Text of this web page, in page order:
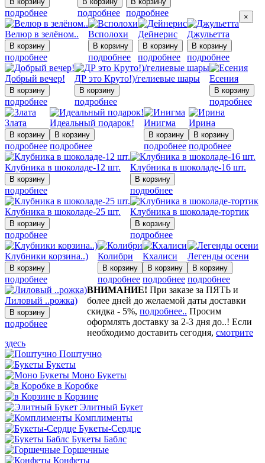
подробнее подробнее подробнее
Велюр в зелёном..
подробнее
Всполохи
подробнее
Дейнерис
подробнее
Джульетта
подробнее
Добрый вечер!
подробнее
ДР это Круто!)/гелиевые шары
подробнее
Есения
подробнее
Злата
подробнее
Идеальный подарок!
подробнее
Инигма
подробнее
Ирина
подробнее
Клубника в шоколаде-12 шт.
подробнее
Клубника в шоколаде-16 шт.
подробнее
Клубника в шоколаде-25 шт.
подробнее
Клубника в шоколаде-тортик
подробнее
Клубники корзина..)
подробнее
Колибри
подробнее
Кхалиси
подробнее
Легенды осени
подробнее
Лиловый ..рожка)
подробнее
×
ВНИМАНИЕ! При заказе за ПЯТЬ и
более дней до желаемой даты доставки
скидка - 5%, подробнее.. Просим
оформлять доставку за 2-3 дня до..! Если
необходимо доставить сегодня, смотрите
здесь
Поштучно
Букеты
Моно Букеты
в Коробке
в Корзине
Элитный Букет
Комплименты
Букеты-Сердце
Букеты Баблс
Горшечные
Конфеты